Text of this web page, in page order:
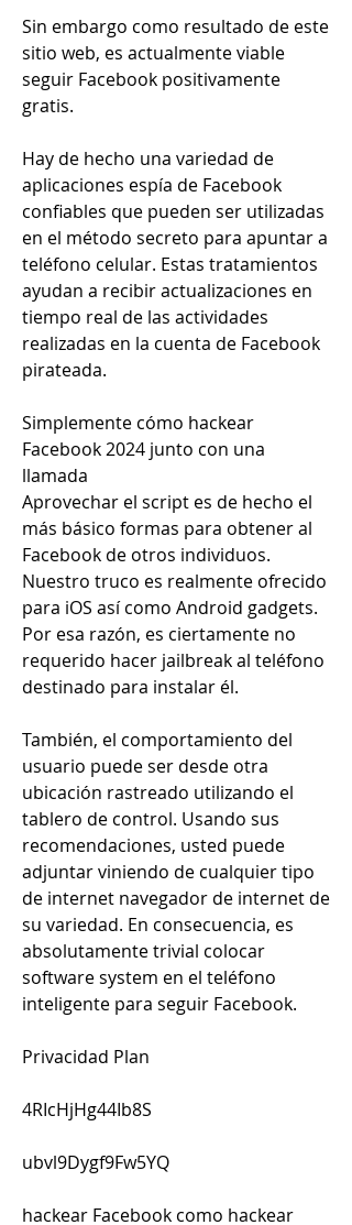
Sin embargo como resultado de este
sitio web, es actualmente viable
seguir Facebook positivamente
gratis.
Hay de hecho una variedad de
aplicaciones espía de Facebook
confiables que pueden ser utilizadas
en el método secreto para apuntar a
teléfono celular. Estas tratamientos
ayudan a recibir actualizaciones en
tiempo real de las actividades
realizadas en la cuenta de Facebook
pirateada.
Simplemente cómo hackear
Facebook 2024 junto con una
llamada
Aprovechar el script es de hecho el
más básico formas para obtener al
Facebook de otros individuos.
Nuestro truco es realmente ofrecido
para iOS así como Android gadgets.
Por esa razón, es ciertamente no
requerido hacer jailbreak al teléfono
destinado para instalar él.
También, el comportamiento del
usuario puede ser desde otra
ubicación rastreado utilizando el
tablero de control. Usando sus
recomendaciones, usted puede
adjuntar viniendo de cualquier tipo
de internet navegador de internet de
su variedad. En consecuencia, es
absolutamente trivial colocar
software system en el teléfono
inteligente para seguir Facebook.
Privacidad Plan
4RIcHjHg44Ib8S
ubvl9Dygf9Fw5YQ
hackear Facebook como hackear